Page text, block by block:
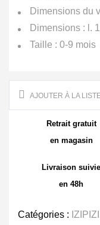
Dimensions du
Dimensions : l.
Taille : 0-9 mois
AJOUTER À LA
Retrait gratuit
en magasin
Livraison suivie
en 48h
Catégories : IZIPIZI